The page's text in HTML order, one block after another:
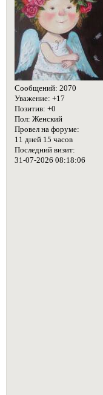
Сообщений: 2070
Уважение: +17
Позитив: +0
Пол: Женский
Провел на форуме:
11 дней 15 часов
Последний визит:
31-07-2026 08:18:06